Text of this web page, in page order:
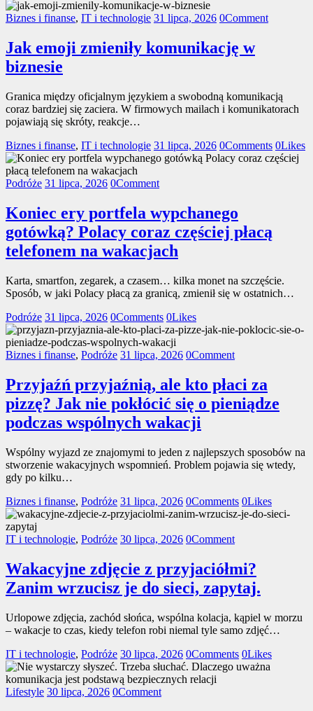
Biznes i finanse, IT i technologie 31 lipca, 2026 0Comment
Jak emoji zmieniły komunikację w
biznesie
Granica między oficjalnym językiem a swobodną komunikacją
coraz bardziej się zaciera. W firmowych mailach i komunikatorach
pojawiają się skróty, reakcje…
Biznes i finanse, IT i technologie 31 lipca, 2026 0Comments 0Likes
Podróże 31 lipca, 2026 0Comment
Koniec ery portfela wypchanego
gotówką? Polacy coraz częściej płacą
telefonem na wakacjach
Karta, smartfon, zegarek, a czasem… kilka monet na szczęście.
Sposób, w jaki Polacy płacą za granicą, zmienił się w ostatnich…
Podróże 31 lipca, 2026 0Comments 0Likes
Biznes i finanse, Podróże 31 lipca, 2026 0Comment
Przyjaźń przyjaźnią, ale kto płaci za
pizzę? Jak nie pokłócić się o pieniądze
podczas wspólnych wakacji
Wspólny wyjazd ze znajomymi to jeden z najlepszych sposobów na
stworzenie wakacyjnych wspomnień. Problem pojawia się wtedy,
gdy po kilku…
Biznes i finanse, Podróże 31 lipca, 2026 0Comments 0Likes
IT i technologie, Podróże 30 lipca, 2026 0Comment
Wakacyjne zdjęcie z przyjaciółmi?
Zanim wrzucisz je do sieci, zapytaj.
Urlopowe zdjęcia, zachód słońca, wspólna kolacja, kąpiel w morzu
– wakacje to czas, kiedy telefon robi niemal tyle samo zdjęć…
IT i technologie, Podróże 30 lipca, 2026 0Comments 0Likes
Lifestyle 30 lipca, 2026 0Comment